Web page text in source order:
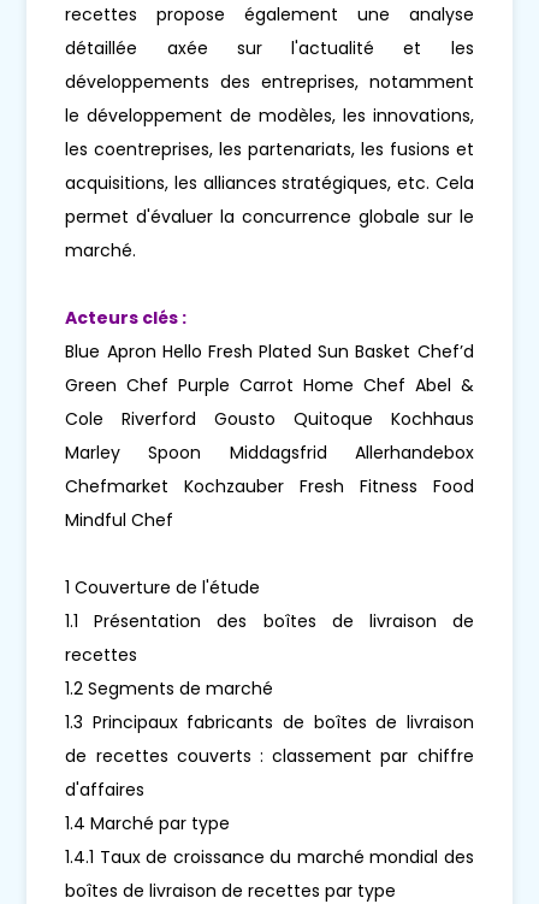
recettes propose également une analyse
détaillée axée sur l'actualité et les
développements des entreprises, notamment
le développement de modèles, les innovations,
les coentreprises, les partenariats, les fusions et
acquisitions, les alliances stratégiques, etc. Cela
permet d'évaluer la concurrence globale sur le
marché.
Acteurs clés :
Blue Apron Hello Fresh Plated Sun Basket Chef’d
Green Chef Purple Carrot Home Chef Abel &
Cole Riverford Gousto Quitoque Kochhaus
Marley Spoon Middagsfrid Allerhandebox
Chefmarket Kochzauber Fresh Fitness Food
Mindful Chef
1 Couverture de l'étude
1.1 Présentation des boîtes de livraison de
recettes
1.2 Segments de marché
1.3 Principaux fabricants de boîtes de livraison
de recettes couverts : classement par chiffre
d'affaires
1.4 Marché par type
1.4.1 Taux de croissance du marché mondial des
boîtes de livraison de recettes par type